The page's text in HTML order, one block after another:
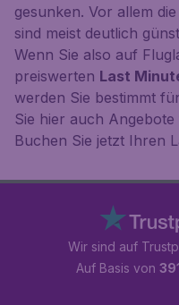
gesunken. Vor allem
sind meist deutlich
Wenn Sie also auf
preiswerten Last
werden Sie bestimmt
Sie hier auch
Buchen Sie jetzt Ihren
Wir sind auf
Auf Basis von